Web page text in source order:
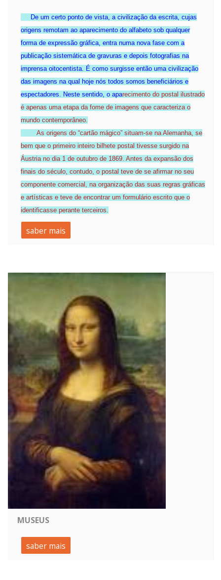
De um certo ponto de vista, a civilização da escrita, cujas
origens remotam ao aparecimento do alfabeto sob qualquer
forma de expressão gráfica, entra numa nova fase com a
publicação sistemática de gravuras e depois fotografias na
imprensa oitocentista. É como surgisse então uma civilização
das imagens na qual hoje nós todos somos beneficiários e
espectadores. Neste sentido, o aparecimento do postal ilustrado
é apenas uma etapa da fome de imagens que caracteriza o
mundo contemporâneo.
As origens do “cartão mágico” situam-se na Alemanha, se
bem que o primeiro inteiro bilhete postal tivesse surgido na
Áustria no dia 1 de outubro de 1869. Antes da expansão dos
finais do século, contudo, o postal teve de se afirmar no seu
componente comercial, na organização das suas regras gráficas
e artísticas e teve de encontrar um formulário escrito que o
identificasse perante terceiros.
saber mais
MUSEUS
saber mais